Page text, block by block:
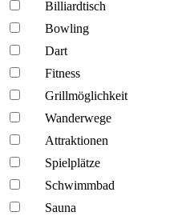
Billiardtisch
Bowling
Dart
Fitness
Grillmöglich­keit
Wanderwege
Attraktionen
Spielplätze
Schwimmbad
Sauna